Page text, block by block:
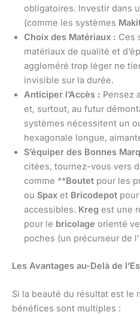
obligatoires. Investir dans
(comme les systèmes
Choix des Matériaux : Ces
matériaux de qualité et
aggloméré trop léger ne
invisible sur la durée.
Anticiper l’Accès : Pensez
et, surtout, au futur
systèmes nécessitent un
hexagonale longue,
S’équiper des Bonnes
citées, tournez-vous vers
comme **Boutet pour les
ou Spax et Bricodepot
accessibles. Kreg est une
pour le bricolage orienté
poches (un précurseur de
Les Avantages au-Delà de
Si la beauté du résultat est le
bénéfices sont multiples :